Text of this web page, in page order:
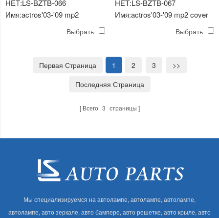
НЕТ:LS-BZTB-066
Имя:actros'03-'09 mp2
Выбрать
НЕТ:LS-BZTB-067
Имя:actros'03-'09 mp2 cover
Выбрать
Первая Страница 1 2 3
>>
Последняя Страница
Всего 3 страницы
Мы специализируемся на автолампе, автолампе, автолампе,
автолампе, авто зеркале, авто бампере, авто решетке, авто крыле, авто